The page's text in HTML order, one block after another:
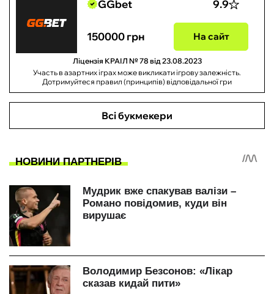
GGbet 9.9
150000 грн На сайт
Ліцензія КРАІЛ № 78 від 23.08.2023
Участь в азартних іграх може викликати ігрову залежність.
Дотримуйтеся правил (принципів) відповідальної гри
Всі букмекери